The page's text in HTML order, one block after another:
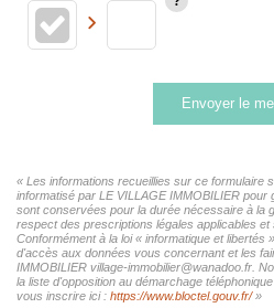
Envoyer le
« Les informations recueillies sur ce formulaire
informatisé par LE VILLAGE IMMOBILIER
sont conservées pour la durée nécessaire à la
respect des prescriptions légales applicables
Conformément à la loi « informatique et
d'accès aux données vous concernant et les
IMMOBILIER village-immobilier@wanadoo.fr.
la liste d'opposition au démarchage
vous inscrire ici : https://www.bloctel.gouv.fr/»